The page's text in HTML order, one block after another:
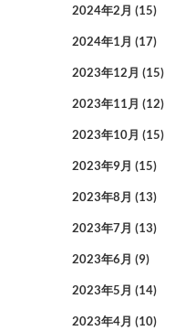
2024年2月 (15)
2024年1月 (17)
2023年12月 (15)
2023年11月 (12)
2023年10月 (15)
2023年9月 (15)
2023年8月 (13)
2023年7月 (13)
2023年6月 (9)
2023年5月 (14)
2023年4月 (10)